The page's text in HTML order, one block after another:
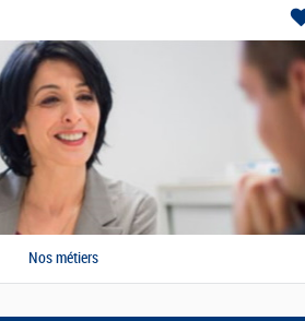
Nos métiers